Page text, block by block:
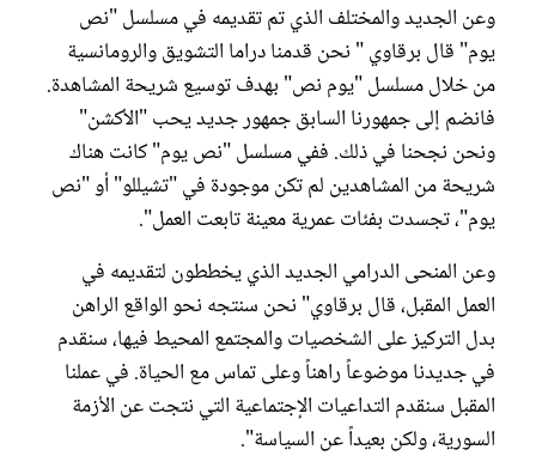
وعن الجديد والمختلف الذي تم تقديمه في مسلسل "نص
يوم" قال برقاوي " نحن قدمنا دراما التشويق والرومانسية
من خلال مسلسل "يوم نص" بهدف توسيع شريحة المشاهدة.
فانضم إلى جمهورنا السابق جمهور جديد يحب "الأكشن"
ونحن نجحنا في ذلك. ففي مسلسل "نص يوم" كانت هناك
شريحة من المشاهدين لم تكن موجودة في "تشيللو" أو "نص
يوم"، تجسدت بفئات عمرية معينة تابعت العمل".
وعن المنحى الدرامي الجديد الذي يخططون لتقديمه في
العمل المقبل، قال برقاوي" نحن سنتجه نحو الواقع الراهن
بدل التركيز على الشخصيات والمجتمع المحيط فيها، سنقدم
في جديدنا موضوعاً راهناً وعلى تماس مع الحياة. في عملنا
المقبل سنقدم التداعيات الإجتماعية التي نتجت عن الأزمة
السورية، ولكن بعيداً عن السياسة".